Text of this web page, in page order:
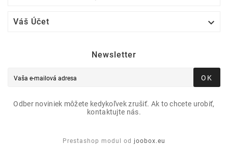
Váš Účet 
Newsletter
OK
Odber noviniek môžete kedykoľvek zrušiť. Ak to chcete urobiť,
kontaktujte nás.
Prestashop modul od joobox.eu